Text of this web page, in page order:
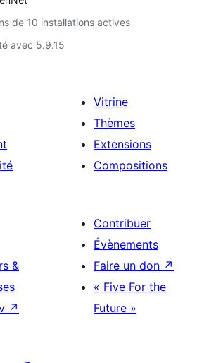
de 10 installations actives
avec 5.9.15
Vitrine
Thèmes
Extensions
Compositions
&
↗
Contribuer
Évènements
Faire un don ↗
« Five For the
Future »